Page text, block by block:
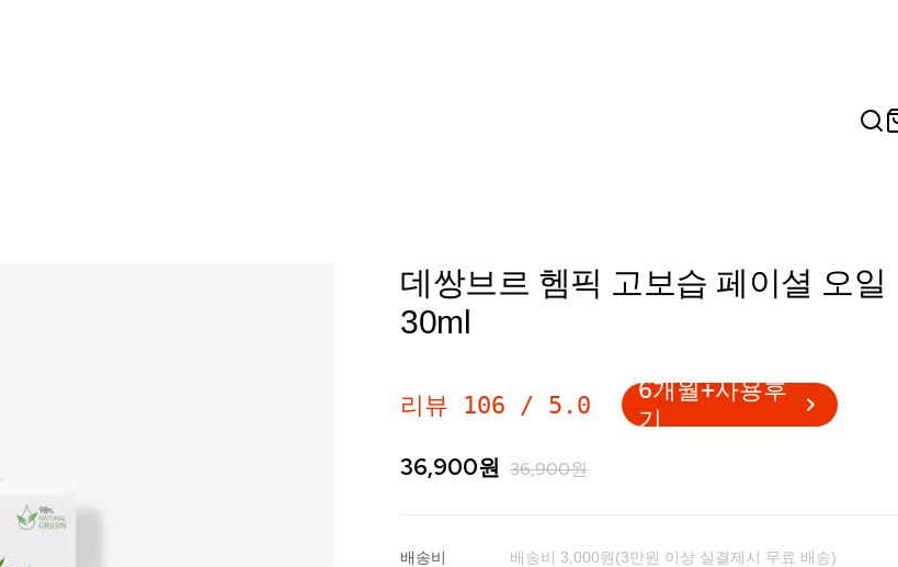
데쌍브르 헴픽 고보습 페이셜 오일
30ml
리뷰 106 / 5.0
6개월+사용후
기
36,900원 36,900원
배송비 배송비 3,000원(3만원 이상 실결제시 무료 배송)